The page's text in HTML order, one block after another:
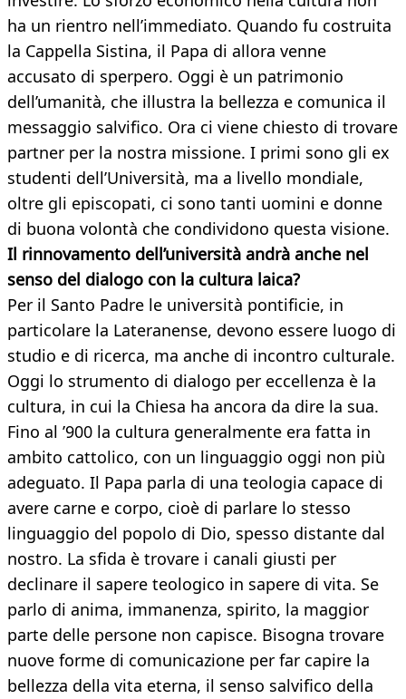
ha un rientro nell’immediato. Quando fu costruita
la Cappella Sistina, il Papa di allora venne
accusato di sperpero. Oggi è un patrimonio
dell’umanità, che illustra la bellezza e comunica il
messaggio salvifico. Ora ci viene chiesto di trovare
partner per la nostra missione. I primi sono gli ex
studenti dell’Università, ma a livello mondiale,
oltre gli episcopati, ci sono tanti uomini e donne
di buona volontà che condividono questa visione.
Il rinnovamento dell’università andrà anche nel
senso del dialogo con la cultura laica?
Per il Santo Padre le università pontificie, in
particolare la Lateranense, devono essere luogo di
studio e di ricerca, ma anche di incontro culturale.
Oggi lo strumento di dialogo per eccellenza è la
cultura, in cui la Chiesa ha ancora da dire la sua.
Fino al ’900 la cultura generalmente era fatta in
ambito cattolico, con un linguaggio oggi non più
adeguato. Il Papa parla di una teologia capace di
avere carne e corpo, cioè di parlare lo stesso
linguaggio del popolo di Dio, spesso distante dal
nostro. La sfida è trovare i canali giusti per
declinare il sapere teologico in sapere di vita. Se
parlo di anima, immanenza, spirito, la maggior
parte delle persone non capisce. Bisogna trovare
nuove forme di comunicazione per far capire la
bellezza della vita eterna, il senso salvifico della